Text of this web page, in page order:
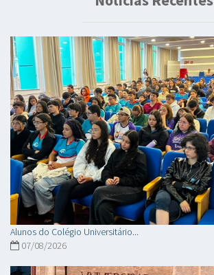
Alunos do Colégio Universitário...
07/08/2026